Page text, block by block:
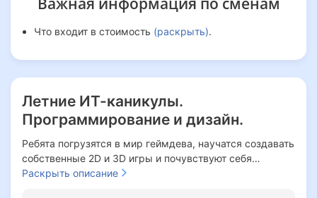
Что входит в стоимость (раскрыть).
Летние ИТ-каникулы.
Программирование и дизайн.
Ребята погрузятся в мир геймдева, научатся создавать
собственные 2D и 3D игры и почувствуют себя
настоящими разработчиками.
Раскрыть описание